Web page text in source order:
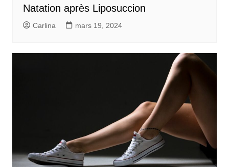
Natation après Liposuccion
Carlina mars 19, 2024